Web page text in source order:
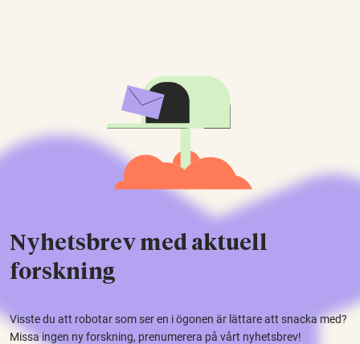
Nyhetsbrev med aktuell
forskning
Visste du att robotar som ser en i ögonen är lättare att snacka med?
Missa ingen ny forskning, prenumerera på vårt nyhetsbrev!